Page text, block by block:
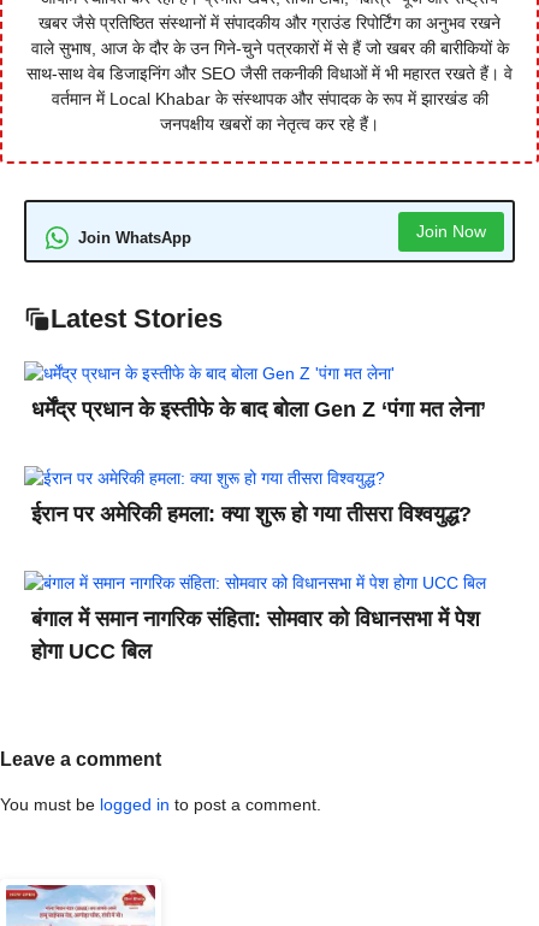
खबर जैसे प्रतिष्ठित संस्थानों में संपादकीय और ग्राउंड रिपोर्टिंग का अनुभव रखने
वाले सुभाष, आज के दौर के उन गिने-चुने पत्रकारों में से हैं जो खबर की बारीकियों के
साथ-साथ वेब डिजाइनिंग और SEO जैसी तकनीकी विधाओं में भी महारत रखते हैं। वे
वर्तमान में Local Khabar के संस्थापक और संपादक के रूप में झारखंड की
जनपक्षीय खबरों का नेतृत्व कर रहे हैं।
Join WhatsApp Join Now
Latest Stories
धर्मेंद्र प्रधान के इस्तीफे के बाद बोला Gen Z ‘पंगा मत लेना’
ईरान पर अमेरिकी हमला: क्या शुरू हो गया तीसरा विश्वयुद्ध?
बंगाल में समान नागरिक संहिता: सोमवार को विधानसभा में पेश
होगा UCC बिल
Leave a comment
You must be logged in to post a comment.